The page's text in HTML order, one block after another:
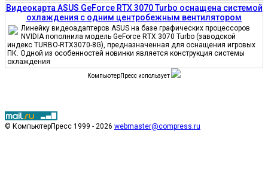
Видеокарта ASUS GeForce RTX 3070 Turbo оснащена системой
охлаждения с одним центробежным вентилятором
Линейку видеоадаптеров ASUS на базе графических процессоров
NVIDIA пополнила модель GeForce RTX 3070 Turbo (заводской
индекс TURBO-RTX3070-8G), предназначенная для оснащения игровых
ПК. Одной из особенностей новинки является конструкция системы
охлаждения
КомпьютерПресс использует
© КомпьютерПресс 1999 - 2026 webmaster@compress.ru